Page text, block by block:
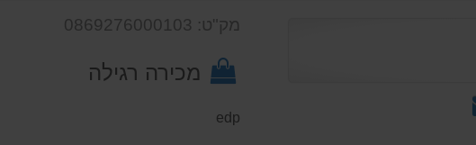
מק"ט: 0869276000103
מכירה רגילה
edp